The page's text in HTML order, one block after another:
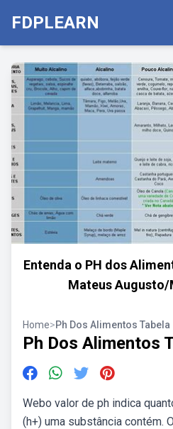
FDPLEARN
Entenda o PH dos
Mateus
Home>Ph Dos Alimentos Tabela
Ph Dos Alimentos
Webo valor de ph indica
(h+) uma substância contém.